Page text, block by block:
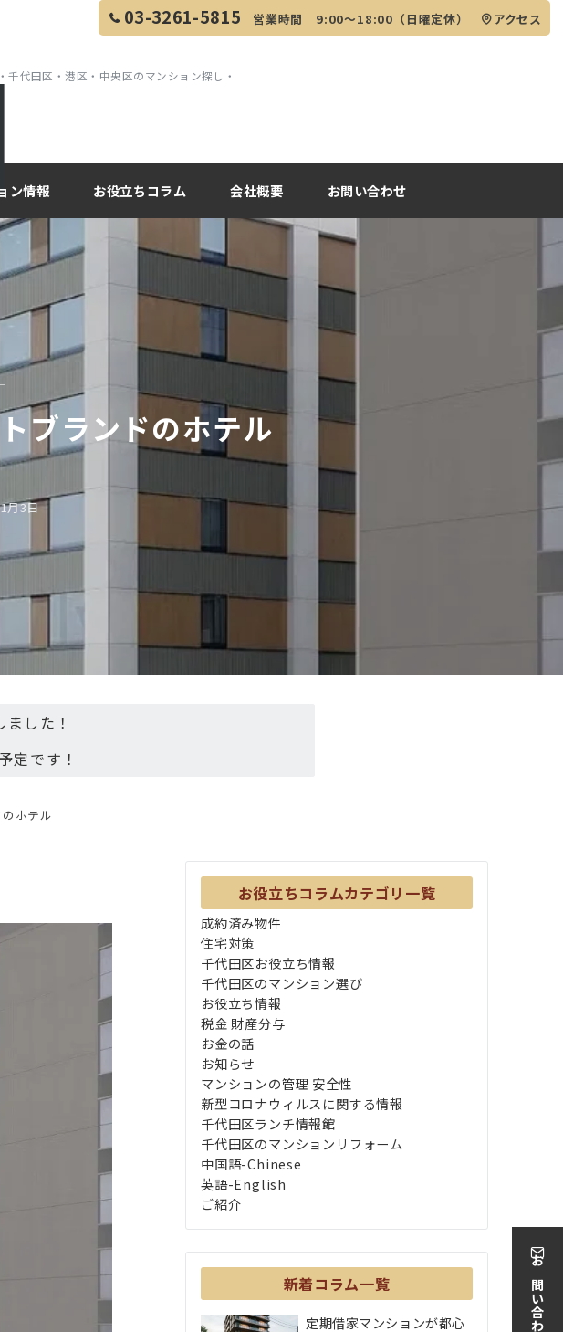
03-3261-5815 営業時間 9:00～18:00（日曜定休） アクセス
代田区・港区・中央区のマンション探し・
ン情報 お役立ちコラム 会社概要 お問い合わせ
ブランドのホテル
月3日
した！
定です！
ホテル
お役立ちコラムカテゴリ一覧
成約済み物件
住宅対策
千代田区お役立ち情報
千代田区のマンション選び
お役立ち情報
税金 財産分与
お金の話
お知らせ
マンションの管理 安全性
新型コロナウィルスに関する情報
千代田区ランチ情報館
千代田区のマンションリフォーム
中国語-Chinese
英語-English
ご紹介
新着コラム一覧
定期借家マンションが都心
お問い合わせ